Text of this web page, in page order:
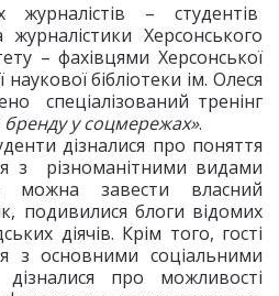
журналістів – студентів
журналістики Херсонського
– фахівцями Херсонської
наукової бібліотеки ім. Олеся
спеціалізований тренінг
у соцмережах».
дізналися про поняття
з різноманітними видами
завести власний
подивилися блоги відомих
діячів. Крім того, гості
з основними соціальними
про можливості